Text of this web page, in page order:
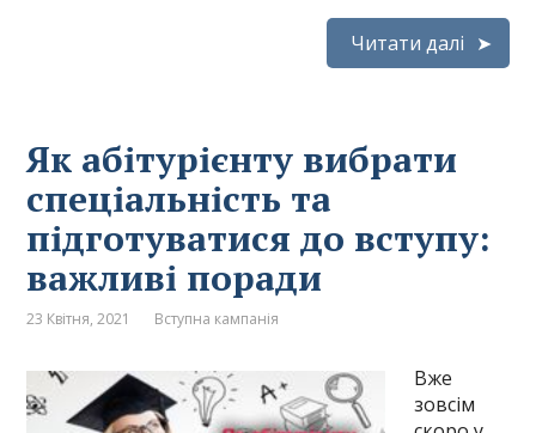
Читати далі
Як абітурієнту вибрати
спеціальність та
підготуватися до вступу:
важливі поради
23 Квітня, 2021 Вступна кампанія
Вже
зовсім